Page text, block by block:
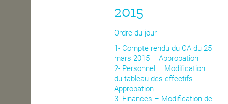
2015
Ordre du jour
1- Compte rendu du CA du 25
mars 2015 – Approbation
2- Personnel – Modification
du tableau des effectifs -
Approbation
3- Finances – Modification de